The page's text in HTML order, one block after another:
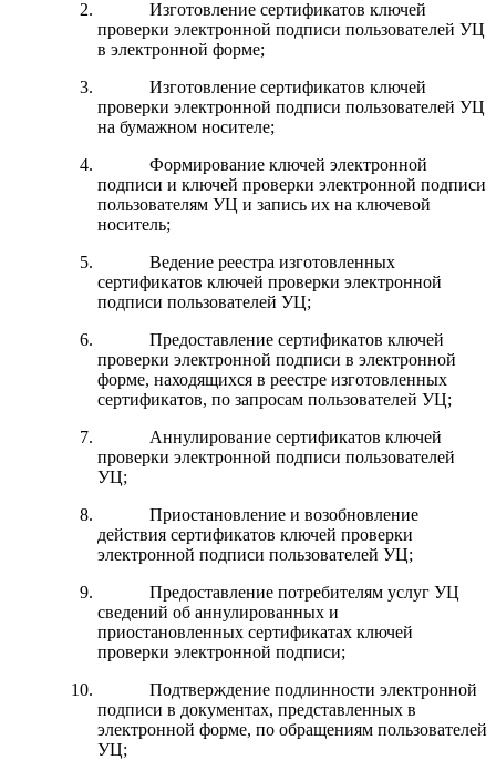
Изготовление сертификатов ключей
проверки электронной подписи пользователей УЦ
в электронной форме;
Изготовление сертификатов ключей
проверки электронной подписи пользователей УЦ
на бумажном носителе;
Формирование ключей электронной
подписи и ключей проверки электронной подписи
пользователям УЦ и запись их на ключевой
носитель;
Ведение реестра изготовленных
сертификатов ключей проверки электронной
подписи пользователей УЦ;
Предоставление сертификатов ключей
проверки электронной подписи в электронной
форме, находящихся в реестре изготовленных
сертификатов, по запросам пользователей УЦ;
Аннулирование сертификатов ключей
проверки электронной подписи пользователей
УЦ;
Приостановление и возобновление
действия сертификатов ключей проверки
электронной подписи пользователей УЦ;
Предоставление потребителям услуг УЦ
сведений об аннулированных и
приостановленных сертификатах ключей
проверки электронной подписи;
Подтверждение подлинности электронной
подписи в документах, представленных в
электронной форме, по обращениям пользователей
УЦ;